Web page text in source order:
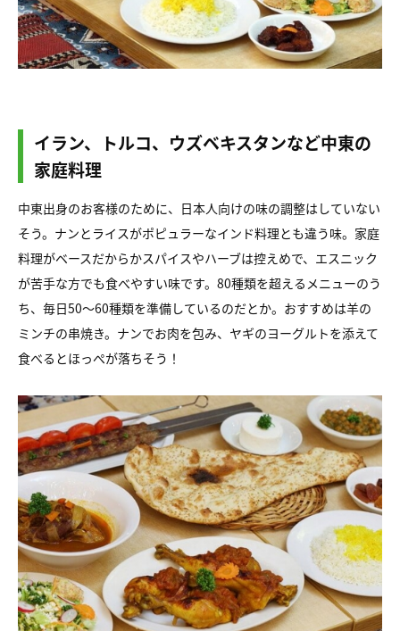
イラン、トルコ、ウズベキスタンなど中東の
家庭料理
中東出身のお客様のために、日本人向けの味の調整はしていない
そう。ナンとライスがポピュラーなインド料理とも違う味。家庭
料理がベースだからかスパイスやハーブは控えめで、エスニック
が苦手な方でも食べやすい味です。80種類を超えるメニューのう
ち、毎日50〜60種類を準備しているのだとか。おすすめは羊の
ミンチの串焼き。ナンでお肉を包み、ヤギのヨーグルトを添えて
食べるとほっぺが落ちそう！